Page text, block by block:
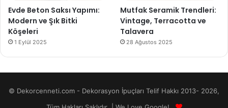
Evde Beton Saksı Yapımı:
Modern ve Şık Bitki
Köşeleri
1 Eylül 2025
Mutfak Seramik Trendleri:
Vintage, Terracotta ve
Talavera
28 Ağustos 2025
© Dekorcenneti.com - Dekorasyon İpuçları Telif Hakkı 2013- 2026,